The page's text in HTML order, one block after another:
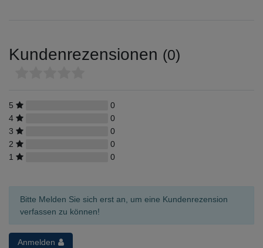
Kundenrezensionen (0)
5
0
4
0
3
0
2
0
1
0
Bitte Melden Sie sich erst an, um eine Kundenrezension
verfassen zu können!
Anmelden